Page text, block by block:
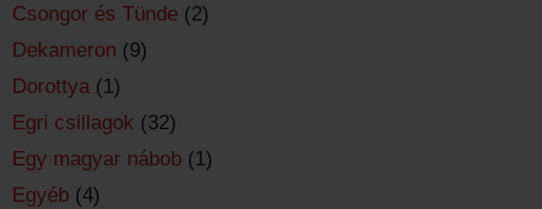
Csongor és Tünde (2)
Dekameron (9)
Dorottya (1)
Egri csillagok (32)
Egy magyar nábob (1)
Egyéb (4)